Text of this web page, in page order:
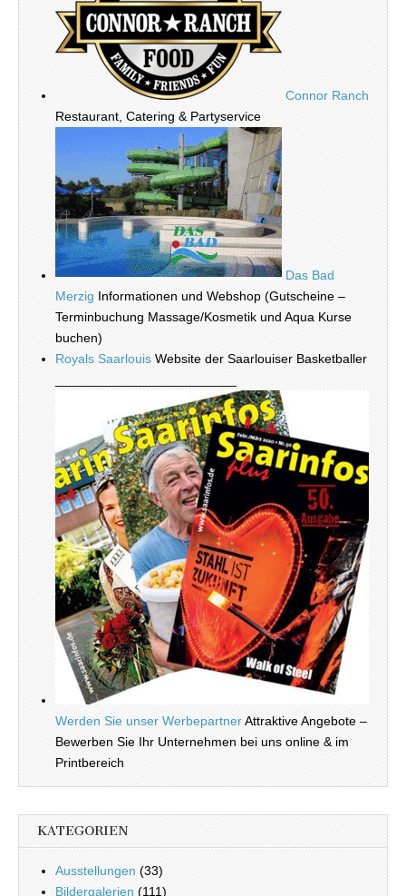
Connor Ranch
Restaurant, Catering & Partyservice
Das Bad
Merzig Informationen und Webshop (Gutscheine –
Terminbuchung Massage/Kosmetik und Aqua Kurse
buchen)
Royals Saarlouis Website der Saarlouiser Basketballer
Werden Sie unser WerbepartnerAttraktive Angebote –
Bewerben Sie Ihr Unternehmen bei uns online & im
Printbereich
KATEGORIEN
Ausstellungen (33)
Bildergalerien (111)